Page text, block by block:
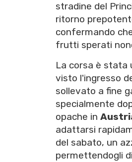
stradine del
ritorno
confermando
frutti sperati
La corsa è stata
visto l'ingresso
sollevato a fine
specialmente
opache in
adattarsi
del sabato, un
permettendogli